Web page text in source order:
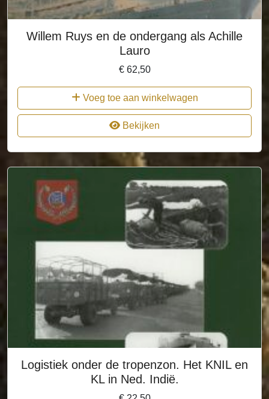
Willem Ruys en de ondergang als Achille
Lauro
€62,50
Voeg toe aan winkelwagen
Bekijken
Logistiek onder de tropenzon. Het KNIL en
KL in Ned. Indië.